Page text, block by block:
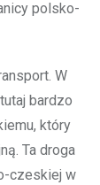
polsko-
W
bardzo
który
Ta droga
czeskiej w